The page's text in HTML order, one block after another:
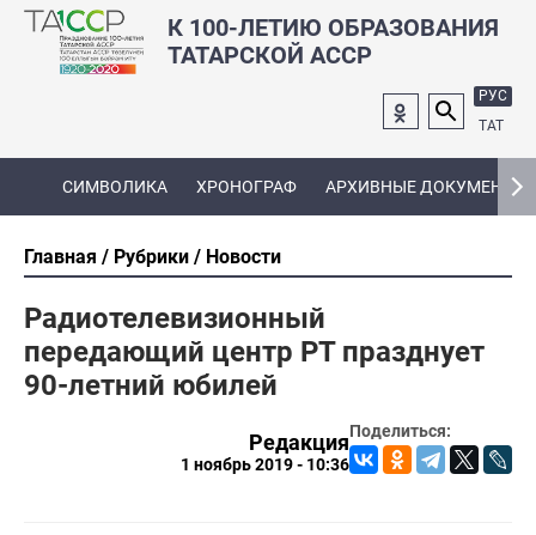
К 100-ЛЕТИЮ ОБРАЗОВАНИЯ
ТАТАРСКОЙ АССР
РУС
ТАТ
СИМВОЛИКА ХРОНОГРАФ АРХИВНЫЕ ДОКУМЕНТЫ
Главная Рубрики Новости
Радиотелевизионный
передающий центр РТ празднует
90-летний юбилей
Поделиться:
Редакция
1 ноябрь 2019 - 10:36